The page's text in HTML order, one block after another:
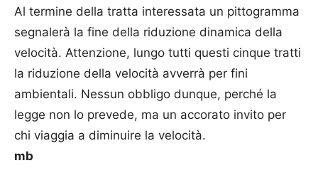
Al termine della tratta interessata un pittogramma
segnalerà la fine della riduzione dinamica della
velocità. Attenzione, lungo tutti questi cinque tratti
la riduzione della velocità avverrà per fini
ambientali. Nessun obbligo dunque, perché la
legge non lo prevede, ma un accorato invito per
chi viaggia a diminuire la velocità.
mb